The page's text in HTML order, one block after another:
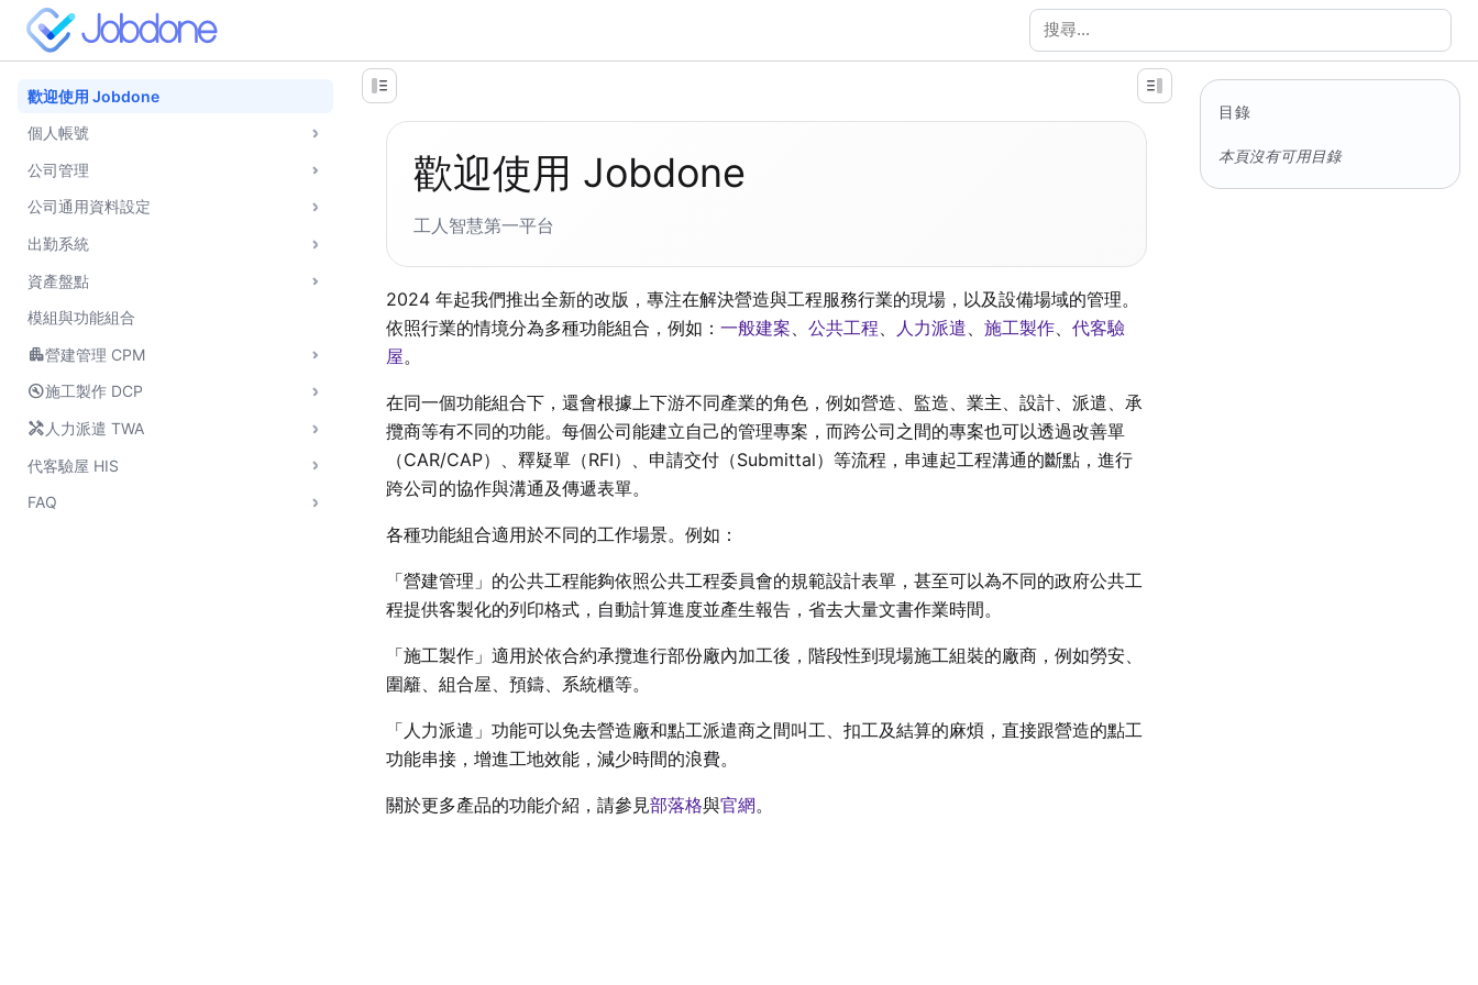
搜尋文件
歡迎使用 Jobdone
個人帳號
公司管理
公司通用資料設定
出勤系統
資產盤點
模組與功能組合
apartment營建管理 CPM
build_circle施工製作 DCP
handyman 人力派遣 TWA
代客驗屋 HIS
FAQ
歡迎使用 Jobdone
工人智慧第一平台
2024 年起我們推出全新的改版，專注在解決營造與工程服務行業的現場，以及設備場域的管理。
依照行業的情境分為多種功能組合，例如：一般建案 、公共工程 人力派遣 、施工製作 、代客驗
屋。
在同一個功能組合下，還會根據上下游不同產業的角色，例如營造、監造、業主、設計、派遣、承
攬商等有不同的功能。每個公司能建立自己的管理專案，而跨公司之間的專案也可以透過改善單
（CAR/CAP）、釋疑單（RFI）、申請交付（Submittal）等流程，串連起工程溝通的斷點，進行
跨公司的協作與溝通及傳遞表單。
各種功能組合適用於不同的工作場景。例如：
「營建管理」的公共工程能夠依照公共工程委員會的規範設計表單，甚至可以為不同的政府公共工
程提供客製化的列印格式，自動計算進度並產生報告，省去大量文書作業時間。
「施工製作」適用於依合約承攬進行部份廠內加工後，階段性到現場施工組裝的廠商，例如勞安、
圍籬、組合屋、預鑄、系統櫃等。
「人力派遣」功能可以免去營造廠和點工派遣商之間叫工、扣工及結算的麻煩，直接跟營造的點工
功能串接，增進工地效能，減少時間的浪費。
關於更多產品的功能介紹，請參見部落格與官網。
目錄
本頁沒有可用目錄